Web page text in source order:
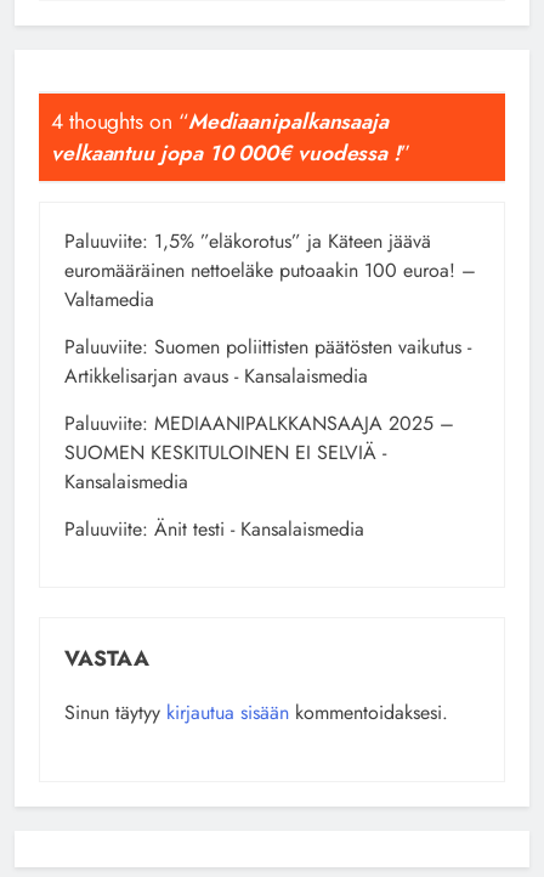
4 thoughts on “Mediaanipalkansaaja
velkaantuu jopa 10 000€ vuodessa !”
Paluuviite: 1,5% ”eläkorotus” ja Käteen jäävä
euromääräinen nettoeläke putoaakin 100 euroa! –
Valtamedia
Paluuviite: Suomen poliittisten päätösten vaikutus -
Artikkelisarjan avaus - Kansalaismedia
Paluuviite: MEDIAANIPALKKANSAAJA 2025 –
SUOMEN KESKITULOINEN EI SELVIÄ -
Kansalaismedia
Paluuviite: Änit testi - Kansalaismedia
VASTAA
Sinun täytyy kirjautua sisään kommentoidaksesi.